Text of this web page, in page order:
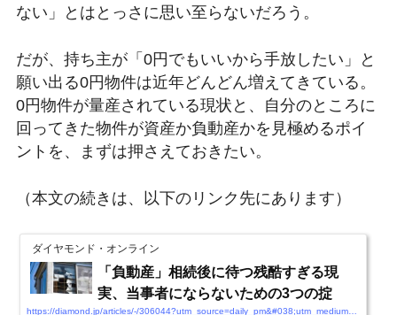
ない」とはとっさに思い至らないだろう。
だが、持ち主が「0円でもいいから手放したい」と
願い出る0円物件は近年どんどん増えてきている。
0円物件が量産されている現状と、自分のところに
回ってきた物件が資産か負動産かを見極めるポイ
ントを、まずは押さえておきたい。
（本文の続きは、以下のリンク先にあります）
ダイヤモンド・オンライン
「負動産」相続後に待つ残酷すぎる現
実、当事者にならないための3つの掟
https://diamond.jp/articles/-/306044?utm_source=daily_pm&#038;utm_medium=email&#038;utm_campaign=20220721